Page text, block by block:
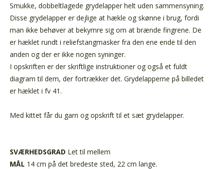
Smukke, dobbeltlagede grydelapper helt uden sammensyning.
Disse grydelapper er dejlige at hækle og skønne i brug, fordi
man ikke behøver at bekymre sig om at brænde fingrene. De
er hæklet rundt i reliefstangmasker fra den ene ende til den
anden og der er ikke nogen syninger.
I opskriften er der skriftlige instruktioner og også et fuldt
diagram til dem, der fortrækker det. Grydelapperne på billedet
er hæklet i fv 41.
Med kittet får du garn og opskrift til et sæt grydelapper.
SVÆRHEDSGRAD Let til mellem
MÅL 14 cm på det bredeste sted, 22 cm lange.